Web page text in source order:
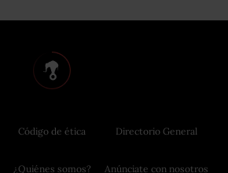
Código de ética
¿Quiénes somos?
Directorio General
Anúnciate con nosotros